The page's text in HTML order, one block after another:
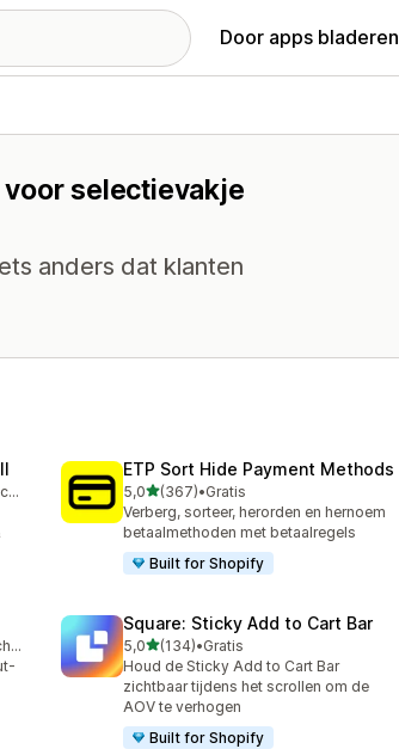
Door apps bladeren
selectievakje
anders dat klanten
Gratis abonnement beschikbaar
ETP Sort Hide Payment Methods
5,0van 5 sterren
(367)
367 recensies in totaal
•Gratis
Verberg, sorteer, herorden en hernoem
betaalmethoden met betaalregels
Built for Shopify
Gratis abonnement beschikbaar
Square: Sticky Add to Cart Bar
5,0van 5 sterren
(134)
134 recensies in totaal
•Gratis
Houd de Sticky Add to Cart Bar
zichtbaar tijdens het scrollen om de
AOV te verhogen
Built for Shopify